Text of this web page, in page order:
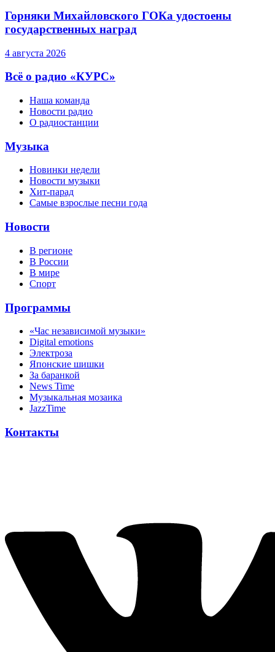
Горняки Михайловского ГОКа удостоены
государственных наград
4 августа 2026
Всё о радио «КУРС»
Наша команда
Новости радио
О радиостанции
Музыка
Новинки недели
Новости музыки
Хит-парад
Самые взрослые песни года
Новости
В регионе
В России
В мире
Спорт
Программы
«Час независимой музыки»
Digital emotions
Электроза
Японскиe шишки
За баранкой
News Time
Музыкальная мозаика
JazzTime
Контакты